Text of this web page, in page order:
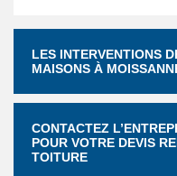
LES INTERVENTIONS
MAISONS À
CONTACTEZ
POUR VOTRE DEVIS
TOITURE